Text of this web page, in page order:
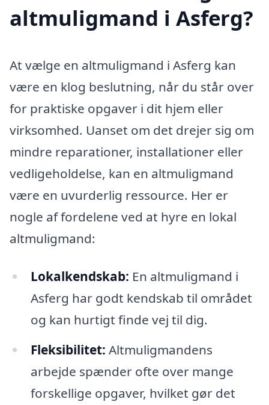
altmuligmand i Asferg?
At vælge en altmuligmand i Asferg kan
være en klog beslutning, når du står over
for praktiske opgaver i dit hjem eller
virksomhed. Uanset om det drejer sig om
mindre reparationer, installationer eller
vedligeholdelse, kan en altmuligmand
være en uvurderlig ressource. Her er
nogle af fordelene ved at hyre en lokal
altmuligmand:
Lokalkendskab: En altmuligmand i
Asferg har godt kendskab til området
og kan hurtigt finde vej til dig.
Fleksibilitet: Altmuligmandens
arbejde spænder ofte over mange
forskellige opgaver, hvilket gør det